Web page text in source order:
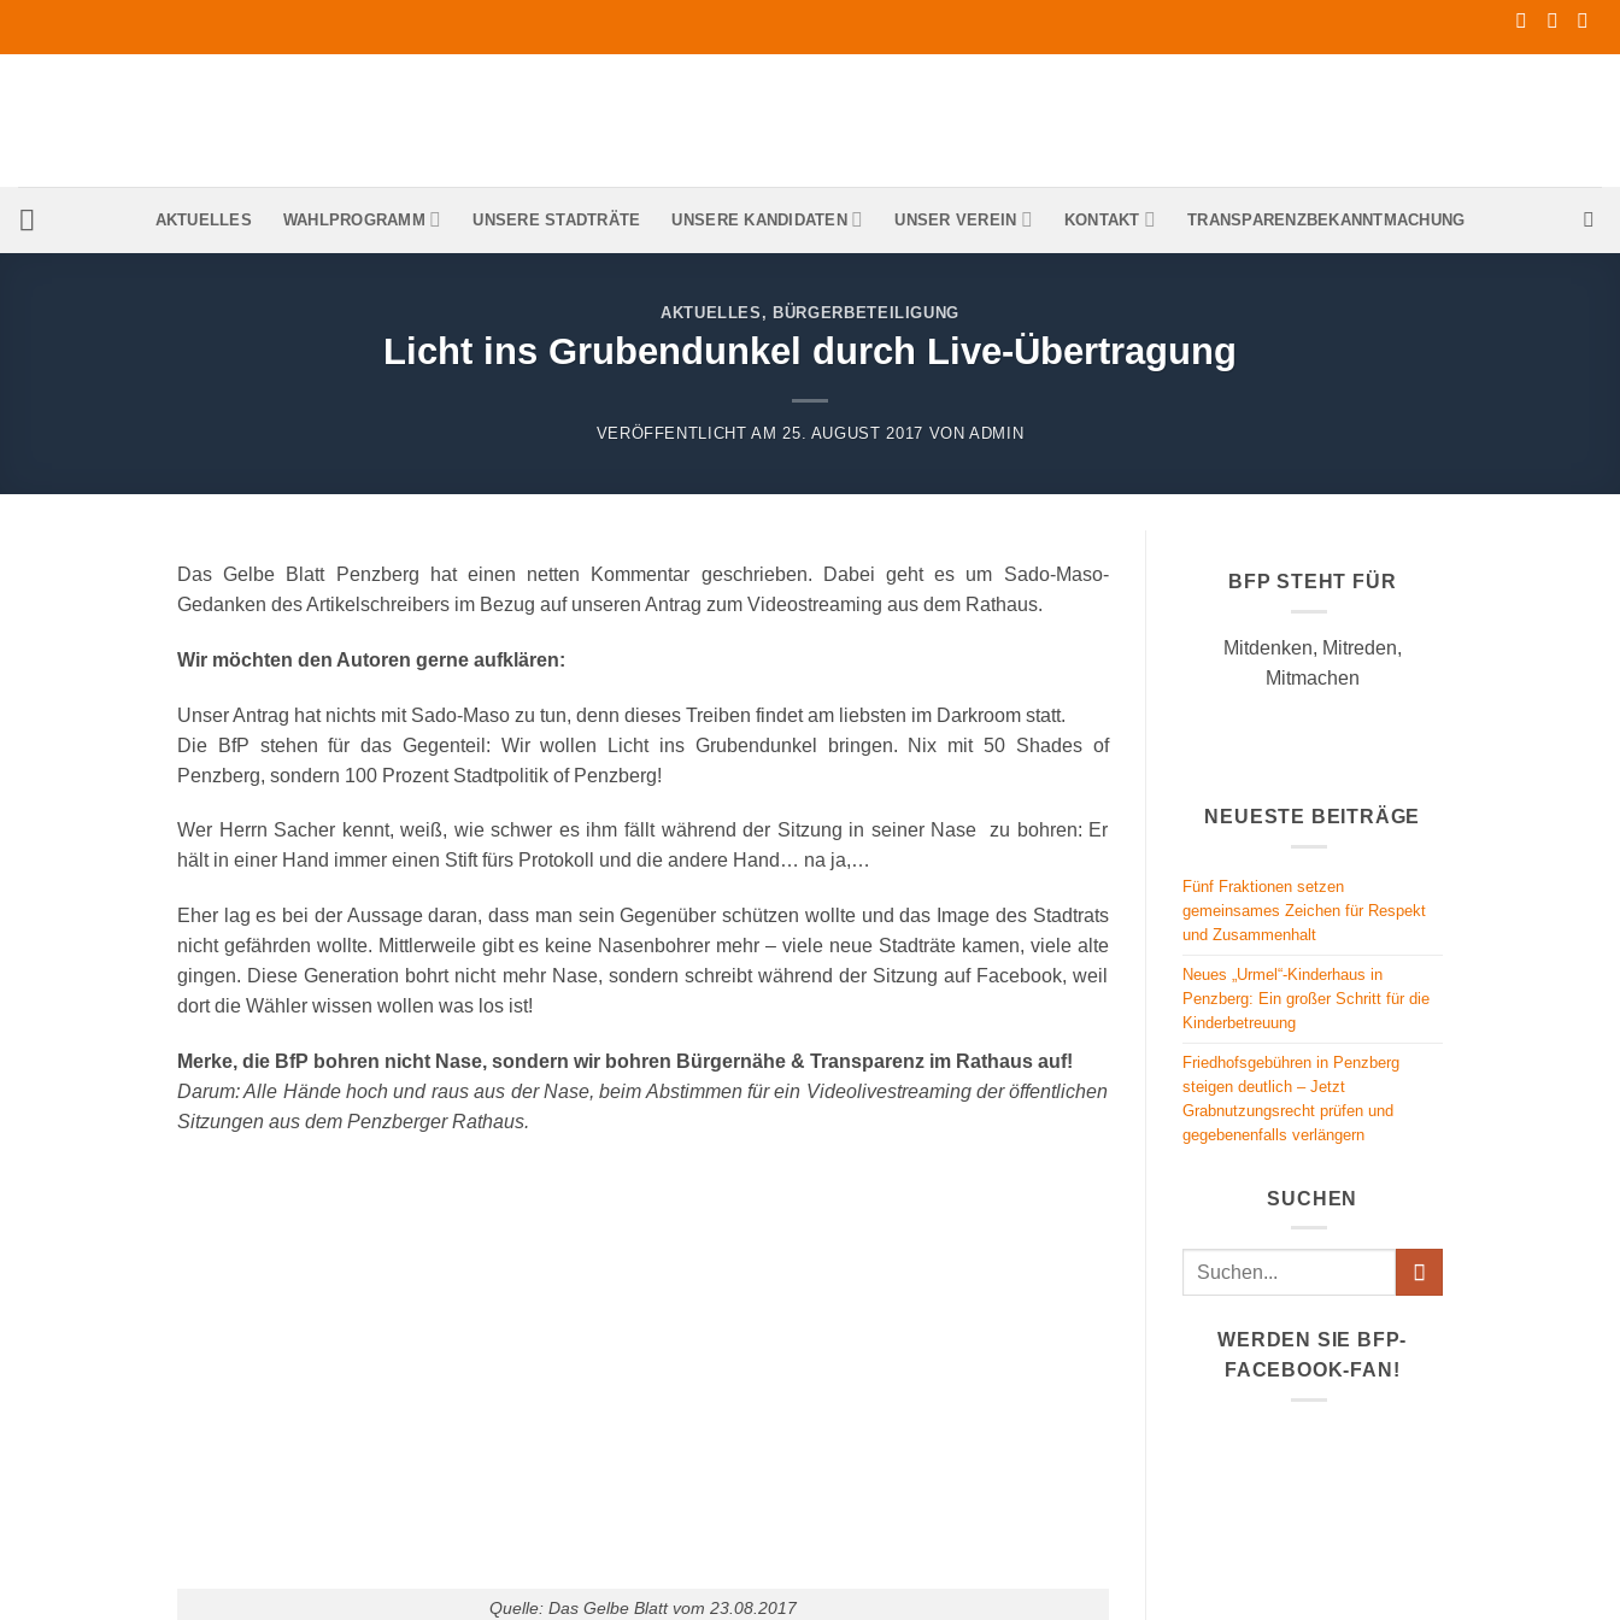
AKTUELLES WAHLPROGRAMM UNSERE STADTRÄTE UNSERE KANDIDATEN UNSER VEREIN KONTAKT TRANSPARENZBEKANNTMACHUNG
AKTUELLES , BÜRGERBETEILIGUNG
Licht ins Grubendunkel durch Live-Übertragung
VERÖFFENTLICHT AM25. AUGUST 2017 VONADMIN
Das Gelbe Blatt Penzberg hat einen netten Kommentar geschrieben. Dabei geht es um Sado-Maso-
Gedanken des Artikelschreibers im Bezug auf unseren Antrag zum Videostreaming aus dem Rathaus.
Wir möchten den Autoren gerne aufklären:
Unser Antrag hat nichts mit Sado-Maso zu tun, denn dieses Treiben findet am liebsten im Darkroom statt.
Die BfP stehen für das Gegenteil: Wir wollen Licht ins Grubendunkel bringen. Nix mit 50 Shades of
Penzberg, sondern 100 Prozent Stadtpolitik of Penzberg!
Wer Herrn Sacher kennt, weiß, wie schwer es ihm fällt während der Sitzung in seiner Nase zu bohren: Er
hält in einer Hand immer einen Stift fürs Protokoll und die andere Hand… na ja,…
Eher lag es bei der Aussage daran, dass man sein Gegenüber schützen wollte und das Image des Stadtrats
nicht gefährden wollte. Mittlerweile gibt es keine Nasenbohrer mehr – viele neue Stadträte kamen, viele alte
gingen. Diese Generation bohrt nicht mehr Nase, sondern schreibt während der Sitzung auf Facebook, weil
dort die Wähler wissen wollen was los ist!
Merke, die BfP bohren nicht Nase, sondern wir bohren Bürgernähe & Transparenz im Rathaus auf!
Darum: Alle Hände hoch und raus aus der Nase, beim Abstimmen für ein Videolivestreaming der öffentlichen
Sitzungen aus dem Penzberger Rathaus.
Quelle: Das Gelbe Blatt vom 23.08.2017
BFP STEHT FÜR
Mitdenken, Mitreden,
Mitmachen
NEUESTE BEITRÄGE
Fünf Fraktionen setzen
gemeinsames Zeichen für Respekt
und Zusammenhalt
Neues „Urmel“-Kinderhaus in
Penzberg: Ein großer Schritt für die
Kinderbetreuung
Friedhofsgebühren in Penzberg
steigen deutlich – Jetzt
Grabnutzungsrecht prüfen und
gegebenenfalls verlängern
SUCHEN
WERDEN SIE BFP-
FACEBOOK-FAN!